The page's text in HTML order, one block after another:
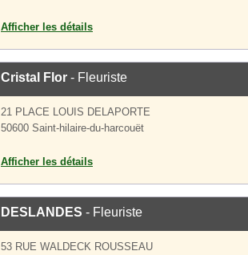
Afficher les détails
Cristal Flor - Fleuriste
21 PLACE LOUIS DELAPORTE
50600 Saint-hilaire-du-harcouët
Afficher les détails
DESLANDES - Fleuriste
53 RUE WALDECK ROUSSEAU